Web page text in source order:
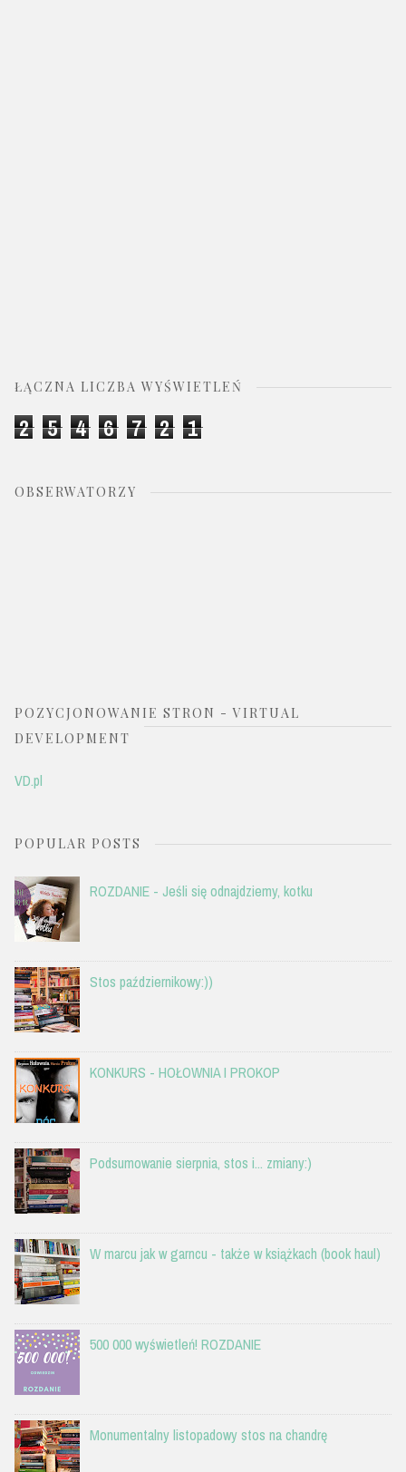
ŁĄCZNA LICZBA WYŚWIETLEŃ
2 5 4 6 7 2 1
OBSERWATORZY
POZYCJONOWANIE STRON - VIRTUAL
DEVELOPMENT
VD.pl
POPULAR POSTS
ROZDANIE - Jeśli się odnajdziemy, kotku
Stos październikowy:))
KONKURS - HOŁOWNIA I PROKOP
Podsumowanie sierpnia, stos i... zmiany:)
W marcu jak w garncu - także w książkach (book haul)
500 000 wyświetleń! ROZDANIE
Monumentalny listopadowy stos na chandrę